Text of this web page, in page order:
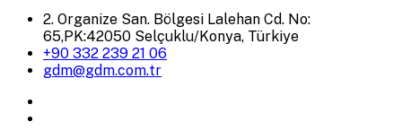
2. Organize San. Bölgesi Lalehan Cd. No:
65,PK:42050 Selçuklu/Konya, Türkiye
+90 332 239 21 06
gdm@gdm.com.tr